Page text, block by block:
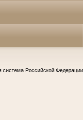
система Российской